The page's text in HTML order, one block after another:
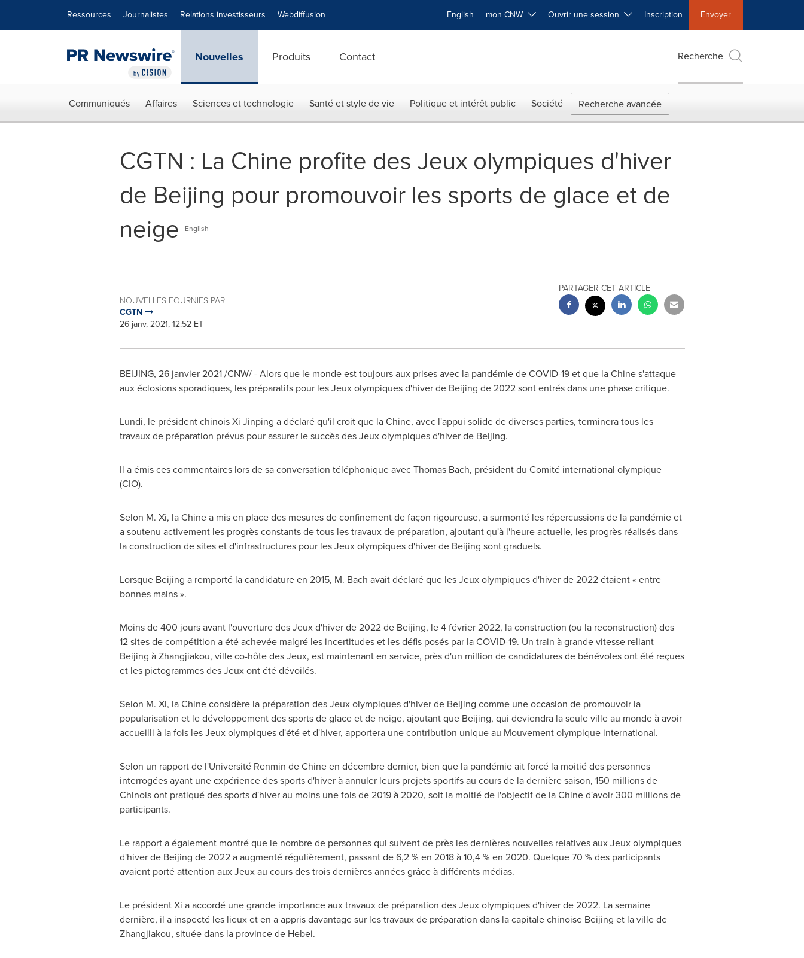
Ressources Journalistes Relations investisseurs Webdiffusion English mon CNW Ouvrir une session Inscription Envoyer
Nouvelles Produits Contact Recherche
Communiqués Affaires Sciences et technologie Santé et style de vie Politique et intérêt public Société Recherche avancée
CGTN : La Chine profite des Jeux olympiques d'hiver
de Beijing pour promouvoir les sports de glace et de
neige
English
NOUVELLES FOURNIES PAR
CGTN
26 janv, 2021, 12:52 ET
PARTAGER CET ARTICLE
BEIJING, 26 janvier 2021 /CNW/ - Alors que le monde est toujours aux prises avec la pandémie de COVID-19 et que la Chine s'attaque
aux éclosions sporadiques, les préparatifs pour les Jeux olympiques d'hiver de Beijing de 2022 sont entrés dans une phase critique.
Lundi, le président chinois Xi Jinping a déclaré qu'il croit que la Chine, avec l'appui solide de diverses parties, terminera tous les
travaux de préparation prévus pour assurer le succès des Jeux olympiques d'hiver de Beijing.
Il a émis ces commentaires lors de sa conversation téléphonique avec Thomas Bach, président du Comité international olympique
(CIO).
Selon M. Xi, la Chine a mis en place des mesures de confinement de façon rigoureuse, a surmonté les répercussions de la pandémie et
a soutenu activement les progrès constants de tous les travaux de préparation, ajoutant qu'à l'heure actuelle, les progrès réalisés dans
la construction de sites et d'infrastructures pour les Jeux olympiques d'hiver de Beijing sont graduels.
Lorsque Beijing a remporté la candidature en 2015, M. Bach avait déclaré que les Jeux olympiques d'hiver de 2022 étaient « entre
bonnes mains ».
Moins de 400 jours avant l'ouverture des Jeux d'hiver de 2022 de Beijing, le 4 février 2022, la construction (ou la reconstruction) des
12 sites de compétition a été achevée malgré les incertitudes et les défis posés par la COVID-19. Un train à grande vitesse reliant
Beijing à Zhangjiakou, ville co-hôte des Jeux, est maintenant en service, près d'un million de candidatures de bénévoles ont été reçues
et les pictogrammes des Jeux ont été dévoilés.
Selon M. Xi, la Chine considère la préparation des Jeux olympiques d'hiver de Beijing comme une occasion de promouvoir la
popularisation et le développement des sports de glace et de neige, ajoutant que Beijing, qui deviendra la seule ville au monde à avoir
accueilli à la fois les Jeux olympiques d'été et d'hiver, apportera une contribution unique au Mouvement olympique international.
Selon un rapport de l'Université Renmin de Chine en décembre dernier, bien que la pandémie ait forcé la moitié des personnes
interrogées ayant une expérience des sports d'hiver à annuler leurs projets sportifs au cours de la dernière saison, 150 millions de
Chinois ont pratiqué des sports d'hiver au moins une fois de 2019 à 2020, soit la moitié de l'objectif de la Chine d'avoir 300 millions de
participants.
Le rapport a également montré que le nombre de personnes qui suivent de près les dernières nouvelles relatives aux Jeux olympiques
d'hiver de Beijing de 2022 a augmenté régulièrement, passant de 6,2 % en 2018 à 10,4 % en 2020. Quelque 70 % des participants
avaient porté attention aux Jeux au cours des trois dernières années grâce à différents médias.
Le président Xi a accordé une grande importance aux travaux de préparation des Jeux olympiques d'hiver de 2022. La semaine
dernière, il a inspecté les lieux et en a appris davantage sur les travaux de préparation dans la capitale chinoise Beijing et la ville de
Zhangjiakou, située dans la province de Hebei.